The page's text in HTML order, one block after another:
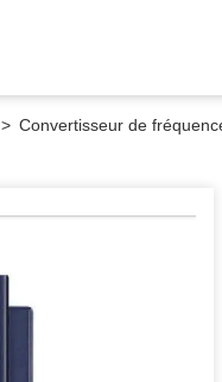
> Convertisseur de